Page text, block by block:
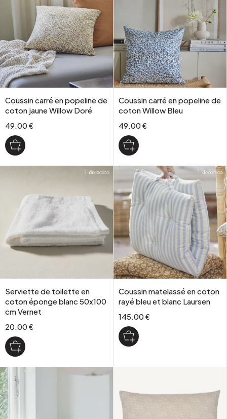
Coussin carré en popeline de
coton jaune Willow Doré
49.00 €
Coussin carré en popeline de
coton Willow Bleu
49.00 €
Serviette de toilette en
coton éponge blanc 50x100
cm Vernet
20.00 €
Coussin matelassé en coton
rayé bleu et blanc Laursen
145.00 €